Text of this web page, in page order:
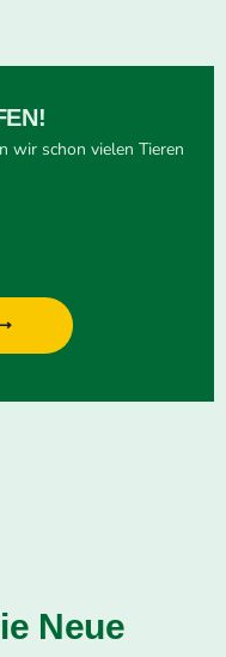
wir schon vielen Tieren
Neue